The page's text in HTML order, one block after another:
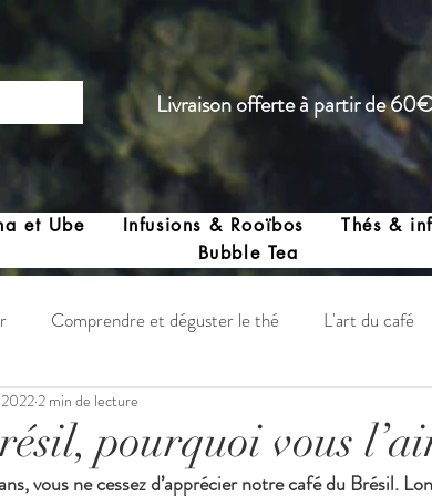
Livraison offerte à partir de
et Ube Infusions & Rooïbos Thés &
Bubble Tea
Comprendre et déguster le thé L'art du café
Santé et rythme de vie
pourquoi vous
2 min de lecture
vous ne cessez d’apprécier notre café du Brésil.